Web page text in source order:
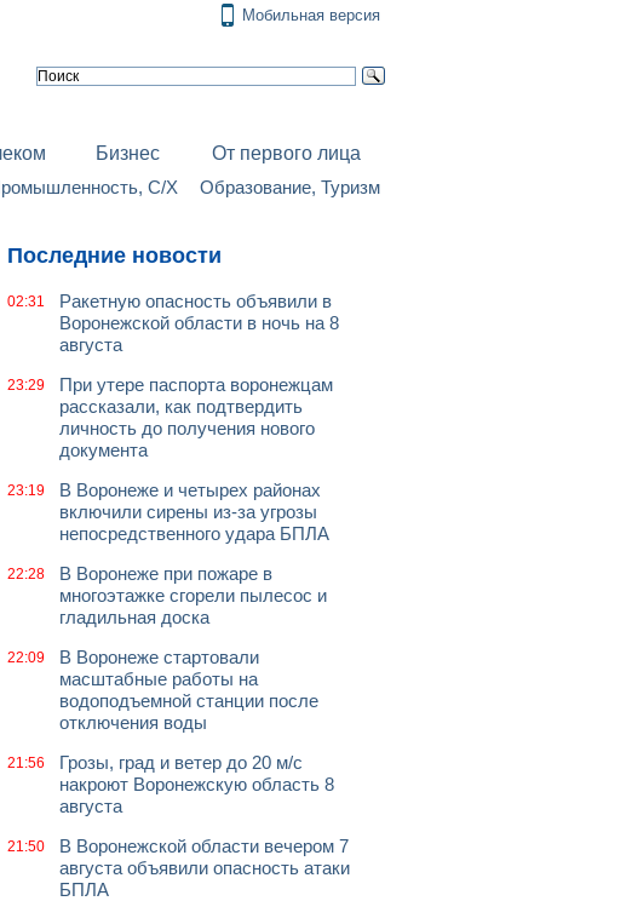
Мобильная версия
Бизнес
От первого лица
С/Х Образование, Туризм
Последние новости
02:31
Ракетную опасность объявили в
Воронежской области в ночь на 8
августа
23:29
При утере паспорта воронежцам
рассказали, как подтвердить
личность до получения нового
документа
23:19
В Воронеже и четырех районах
включили сирены из-за угрозы
непосредственного удара БПЛА
22:28
В Воронеже при пожаре в
многоэтажке сгорели пылесос и
гладильная доска
22:09
В Воронеже стартовали
масштабные работы на
водоподъемной станции после
отключения воды
21:56
Грозы, град и ветер до 20 м/с
накроют Воронежскую область 8
августа
21:50
В Воронежской области вечером 7
августа объявили опасность атаки
БПЛА